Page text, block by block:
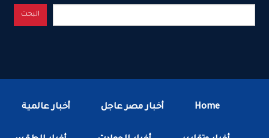
البحث
Home أخبار مصر عاجل أخبار عالمية